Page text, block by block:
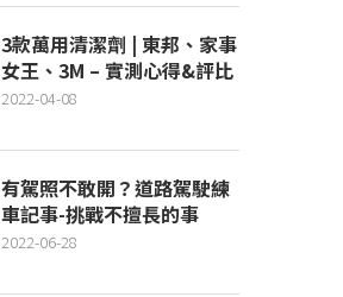
3款萬用清潔劑 | 東邦、家事
女王、3M – 實測心得&評比
2022-04-08
有駕照不敢開？道路駕駛練
車記事-挑戰不擅長的事
2022-06-28